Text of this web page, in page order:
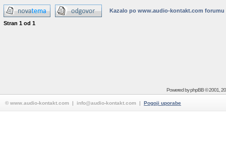
Kazalo po www.audio-kontakt.com forumu
Stran 1 od 1
Powered byphpBB© 2001,
© www.audio-kontakt.com | info@audio-kontakt.com | Pogoji uporabe